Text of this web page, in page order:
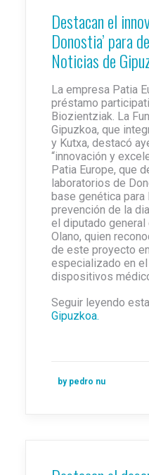
Destacan el
Donostia’ para
Noticias de
La empresa Patia
préstamo
Biozientziak. La
Gipuzkoa, que
y Kutxa, destacó
“innovación y
Patia Europe, que
laboratorios de
base genética
prevención de la
el diputado general
Olano, quien
de este proyecto
especializado en
dispositivos
Seguir leyendo
Gipuzkoa.
by pedro nu